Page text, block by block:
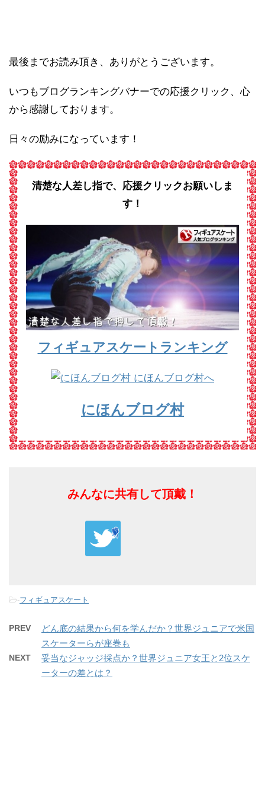
最後までお読み頂き、ありがとうございます。
いつもブログランキングバナーでの応援クリック、心
から感謝しております。
日々の励みになっています！
清楚な人差し指で、応援クリックお願いしま
す！
フィギュアスケートランキング
にほんブログ村
みんなに共有して頂戴！
-フィギュアスケート
PREV
どん底の結果から何を学んだか？世界ジュニアで米国
スケーターらが座巻も
NEXT
妥当なジャッジ採点か？世界ジュニア女王と2位スケ
ーターの差とは？